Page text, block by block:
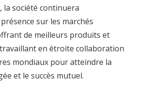
la société continuera
sur les marchés
de meilleurs produits et
en étroite collaboration
mondiaux pour atteindre la
et le succès mutuel.